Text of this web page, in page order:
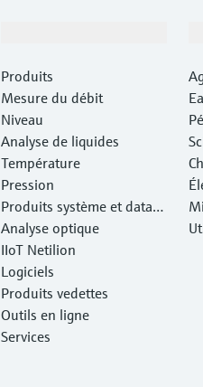
Produits
Mesure du débit
Niveau
Analyse de liquides
Température
Pression
Produits système et data
managers
Analyse optique
IIoT Netilion
Logiciels
Produits vedettes
Outils en ligne
Services